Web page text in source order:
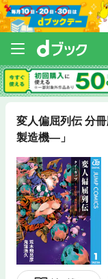
変人偏屈列伝 分
製造機―」